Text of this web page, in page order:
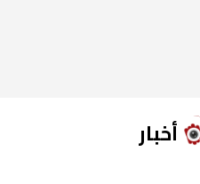
أخبار